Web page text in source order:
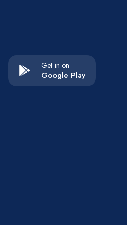
Get in on
Google Play